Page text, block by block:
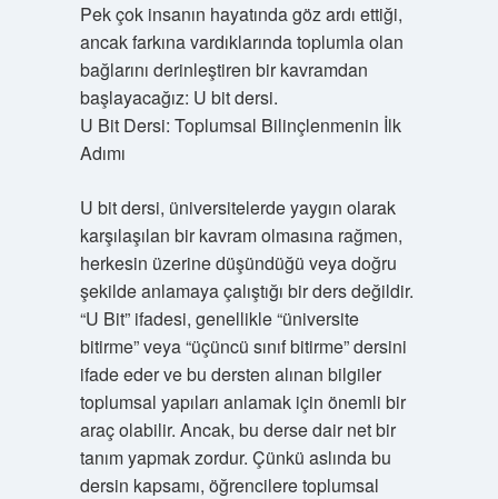
Pek çok insanın hayatında göz ardı ettiği,
ancak farkına vardıklarında toplumla olan
bağlarını derinleştiren bir kavramdan
başlayacağız: U bit dersi.
U Bit Dersi: Toplumsal Bilinçlenmenin İlk
Adımı
U bit dersi, üniversitelerde yaygın olarak
karşılaşılan bir kavram olmasına rağmen,
herkesin üzerine düşündüğü veya doğru
şekilde anlamaya çalıştığı bir ders değildir.
“U Bit” ifadesi, genellikle “üniversite
bitirme” veya “üçüncü sınıf bitirme” dersini
ifade eder ve bu dersten alınan bilgiler
toplumsal yapıları anlamak için önemli bir
araç olabilir. Ancak, bu derse dair net bir
tanım yapmak zordur. Çünkü aslında bu
dersin kapsamı, öğrencilere toplumsal